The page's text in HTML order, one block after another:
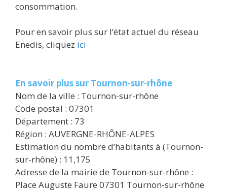
consommation.
Pour en savoir plus sur l’état actuel du réseau
Enedis, cliquez ici
En savoir plus sur Tournon-sur-rhône
Nom de la ville : Tournon-sur-rhône
Code postal : 07301
Département : 73
Région : AUVERGNE-RHÔNE-ALPES
Estimation du nombre d’habitants à (Tournon-
sur-rhône) : 11,175
Adresse de la mairie de Tournon-sur-rhône :
Place Auguste Faure 07301 Tournon-sur-rhône